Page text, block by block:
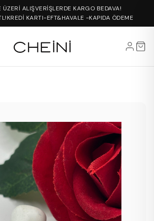
ALIŞVERİŞLERDE KARGO BEDAVA!
KREDİ KARTI-EFT&HAVALE -KAPIDA ÖDEME